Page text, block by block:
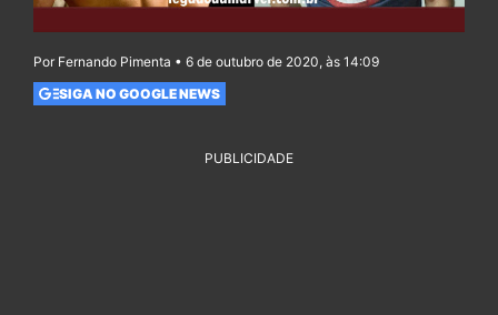
Por Fernando Pimenta • 6 de outubro de 2020, às 14:09
SIGA NO GOOGLE NEWS
PUBLICIDADE